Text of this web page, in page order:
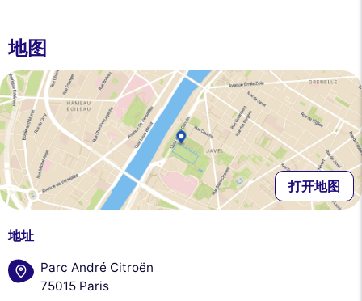
地图
打开地图
地址
Parc André Citroën
75015 Paris